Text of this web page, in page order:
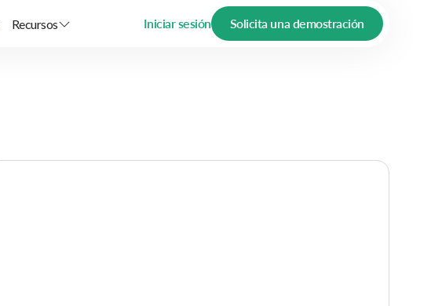
Recursos Iniciar sesión Solicita una demostración